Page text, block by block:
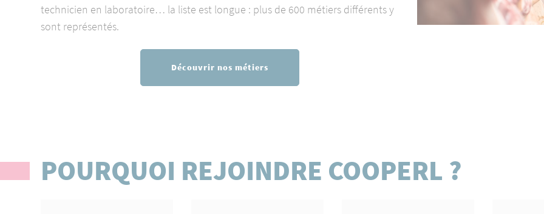
technicien en laboratoire… la liste est longue : plus de 600 métiers différents y
sont représentés.
Découvrir nos métiers
POURQUOI REJOINDRE COOPERL ?